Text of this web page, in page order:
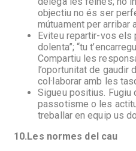
objectiu no és ser
mútuament per arribar
Eviteu repartir-vos els
dolenta”; “tu
Compartiu les
l’oportunitat de gaudir
col·laborar amb les
Sigueu positius. Fugiu
passotisme o les
treballar en equip us
10.Les normes del cau